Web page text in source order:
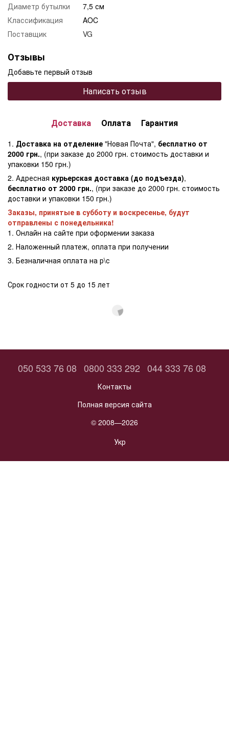
Диаметр бутылки
7,5 см
Классификация
AOC
Поставщик
VG
Отзывы
Добавьте первый отзыв
Написать отзыв
Доставка Оплата Гарантия
1. Доставка на отделение "Новая Почта", бесплатно от
2000 грн., (при заказе до 2000 грн. стоимость доставки и
упаковки 150 грн.)
2. Адресная курьерская доставка (до подъезда),
бесплатно от 2000 грн., (при заказе до 2000 грн. стоимость
доставки и упаковки 150 грн.)
Заказы, принятые в субботу и воскресенье, будут
отправлены с понедельника!
1. Онлайн на сайте при оформении заказа
2. Наложенный платеж, оплата при получении
3. Безналичная оплата на р\с
Срок годности от 5 до 15 лет
050 533 76 08 0800 333 292 044 333 76 08
Контакты
Полная версия сайта
© 2008—2026
Укр